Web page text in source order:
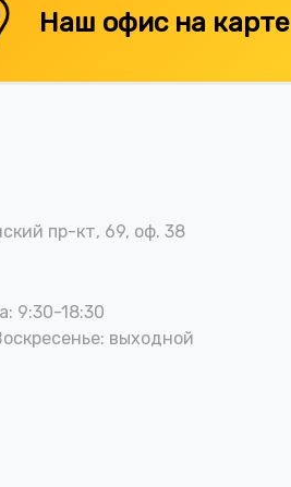
Наш офис на карте
пр-кт, 69, оф. 38
9:30-18:30
выходной